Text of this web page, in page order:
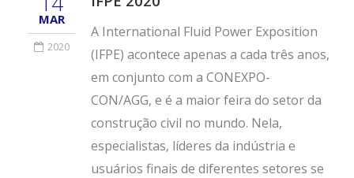
MAR
2020
A International Fluid Power Exposition
(IFPE) acontece apenas a cada três anos,
em conjunto com a CONEXPO-
CON/AGG, e é a maior feira do setor da
construção civil no mundo. Nela,
especialistas, líderes da indústria e
usuários finais de diferentes setores se